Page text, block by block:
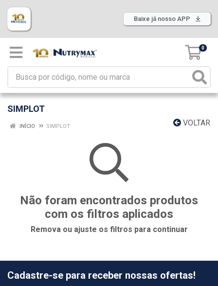
Baixe já nosso APP
0
SIMPLOT
VOLTAR
INÍCIO SIMPLOT
Não foram encontrados produtos
com os filtros aplicados
Remova ou ajuste os filtros para continuar
Cadastre-se para receber nossas ofertas!